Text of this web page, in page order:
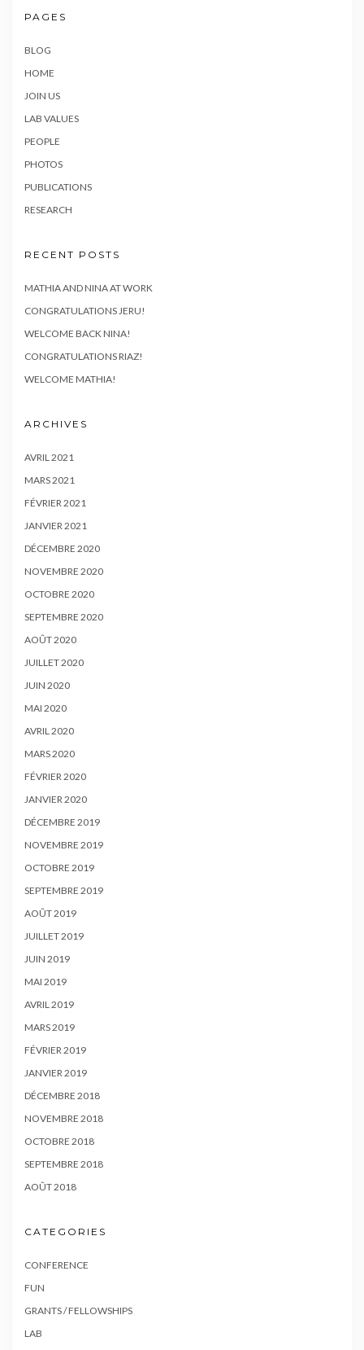
PAGES
BLOG
HOME
JOIN US
LAB VALUES
PEOPLE
PHOTOS
PUBLICATIONS
RESEARCH
RECENT POSTS
MATHIA AND NINA AT WORK
CONGRATULATIONS JERU!
WELCOME BACK NINA!
CONGRATULATIONS RIAZ!
WELCOME MATHIA!
ARCHIVES
AVRIL 2021
MARS 2021
FÉVRIER 2021
JANVIER 2021
DÉCEMBRE 2020
NOVEMBRE 2020
OCTOBRE 2020
SEPTEMBRE 2020
AOÛT 2020
JUILLET 2020
JUIN 2020
MAI 2020
AVRIL 2020
MARS 2020
FÉVRIER 2020
JANVIER 2020
DÉCEMBRE 2019
NOVEMBRE 2019
OCTOBRE 2019
SEPTEMBRE 2019
AOÛT 2019
JUILLET 2019
JUIN 2019
MAI 2019
AVRIL 2019
MARS 2019
FÉVRIER 2019
JANVIER 2019
DÉCEMBRE 2018
NOVEMBRE 2018
OCTOBRE 2018
SEPTEMBRE 2018
AOÛT 2018
CATEGORIES
CONFERENCE
FUN
GRANTS / FELLOWSHIPS
LAB